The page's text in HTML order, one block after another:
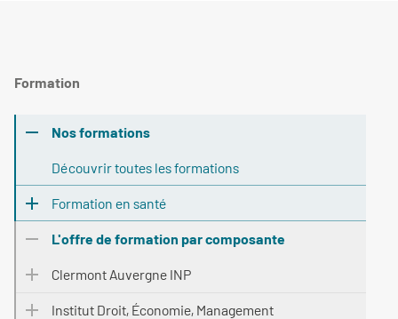
Formation
Nos formations
Découvrir toutes les formations
Formation en santé
L'offre de formation par composante
Clermont Auvergne INP
Institut Droit, Économie, Management